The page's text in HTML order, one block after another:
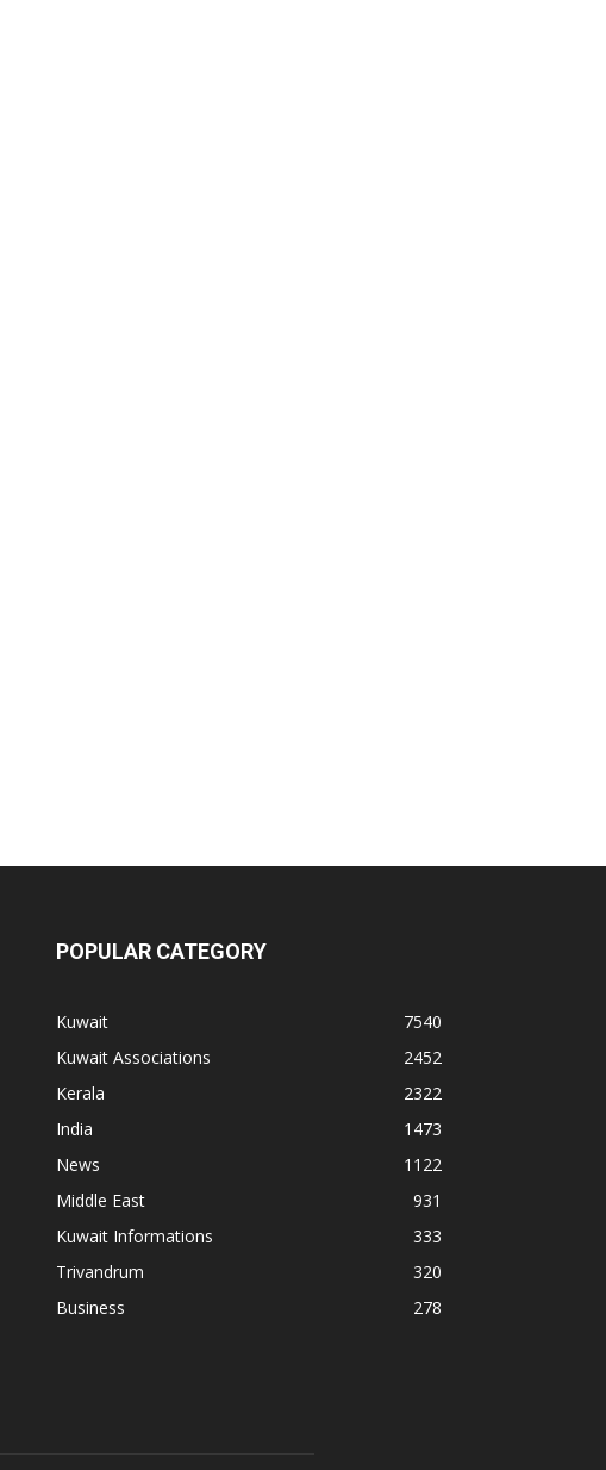
POPULAR CATEGORY
Kuwait
7540
Kuwait Associations
2452
Kerala
2322
India
1473
News
1122
Middle East
931
Kuwait Informations
333
Trivandrum
320
Business
278